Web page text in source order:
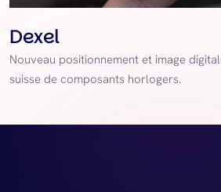
Dexel
Nouveau positionnement et image
suisse de composants horlogers.